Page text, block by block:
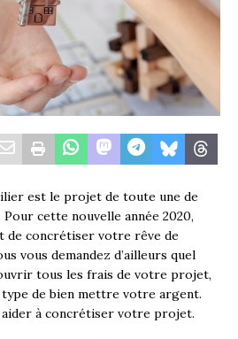
est le projet de toute une de
cette nouvelle année 2020,
de concrétiser votre rêve de
vous demandez d’ailleurs quel
tous les frais de votre projet,
de bien mettre votre argent.
à concrétiser votre projet.